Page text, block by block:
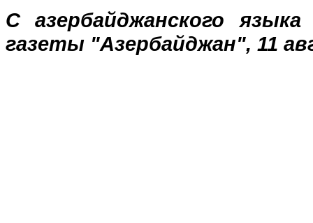
С азербайджанского
газеты "Азербайджан", 11